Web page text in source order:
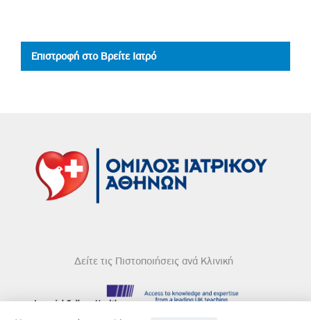
Επιστροφή στο Βρείτε Ιατρό
Δείτε τις Πιστοποιήσεις ανά Κλινική